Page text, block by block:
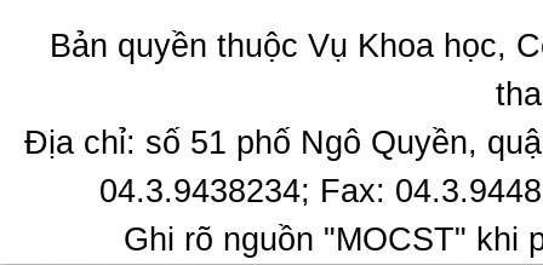
Bản quyền thuộc Vụ Khoa học,
Địa chỉ: số 51 phố Ngô Quyền,
04.3.9438234; Fax:
Ghi rõ nguồn "MOCST" khi